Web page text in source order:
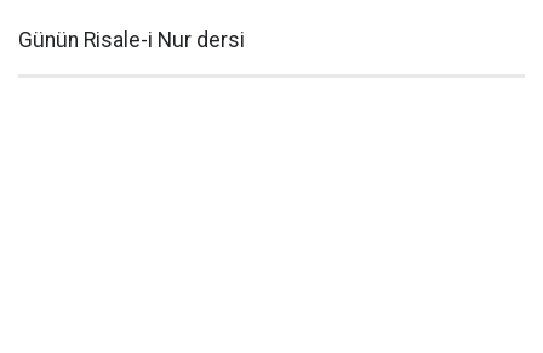
Günün Risale-i Nur dersi